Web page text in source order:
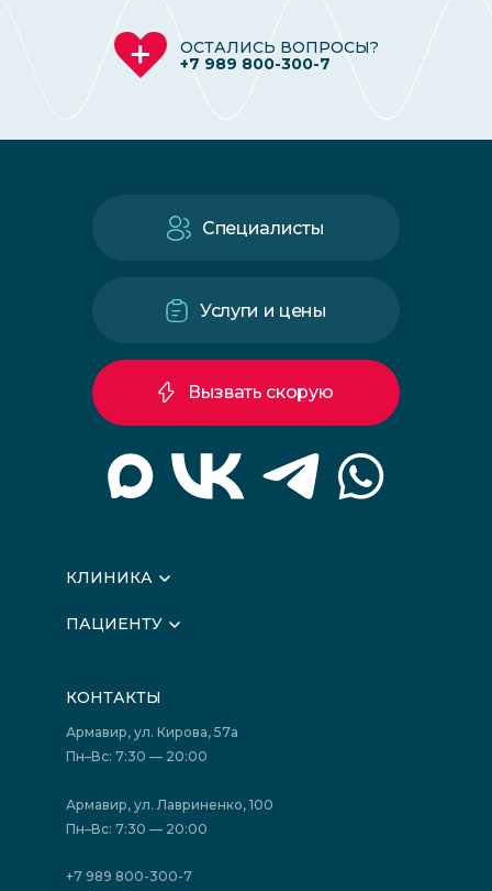
ОСТАЛИСЬ ВОПРОСЫ?
+7 989 800-300-7
КЛИНИКА
Вышестоящие организации
Лицензии
Фотогалерея
Политика конфиденциальности
Акции
ПАЦИЕНТУ
Подготовка к сдаче анализов
Акции
Отзывы
Государственные программы
Юридическим лицам
Специалисты
Услуги и цены
Вызвать скорую
КОНТАКТЫ
Армавир, ул. Кирова, 57а
Пн–Вс: 7:30 — 20:00
Армавир, ул. Лавриненко, 100
Пн–Вс: 7:30 — 20:00
+7 989 800-300-7